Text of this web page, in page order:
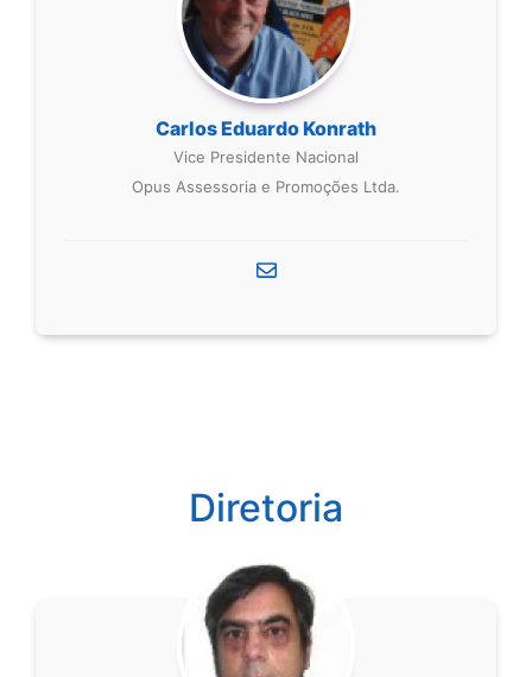
Carlos Eduardo Konrath
Vice Presidente Nacional
Opus Assessoria e Promoções Ltda.
Diretoria